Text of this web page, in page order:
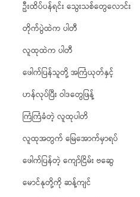
ဦးထိပ်ပန်ရင်း သွေးသစ်တွေလောင်း
တိုက်ပွဲထဲက ပါတီ
လူထုထဲက ပါတီ
ဖေါက်ပြန်သူတို့ အကြံယုတ်နှင့်
ဟန်လုပ်ပြီး ဝါဒတွေဖြန့်
ကြံကြံခံတဲ့ လူထုပါတိ
လူထုအတွက် မြေအောက်မှာရပ်
ဖေါက်ပြန်တဲ့ ကျော်ငြိမ်း ဗဆွေ
မောင်နုတို့ကို ဆန့်ကျင်